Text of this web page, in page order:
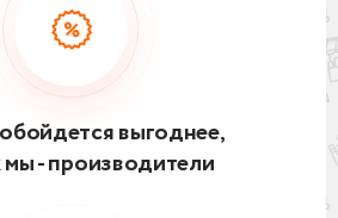
выгоднее,
мы - производители